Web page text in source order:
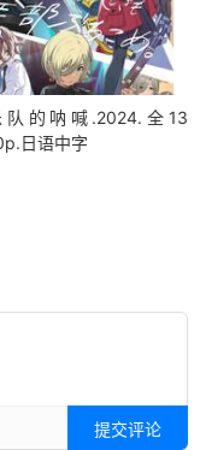
队的呐喊.2024.全13
日语中字
提交评论